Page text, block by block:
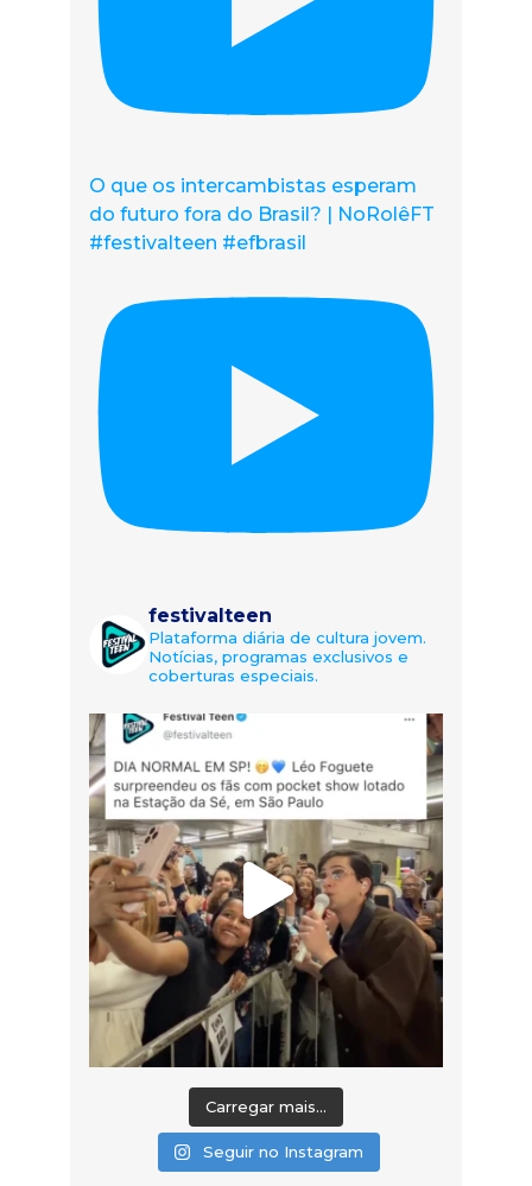
O que os intercambistas esperam
do futuro fora do Brasil? | NoRolêFT
#festivalteen #efbrasil
festivalteen
Plataforma diária de cultura jovem.
Notícias, programas exclusivos e
coberturas especiais.
Carregar mais...
Seguir no Instagram